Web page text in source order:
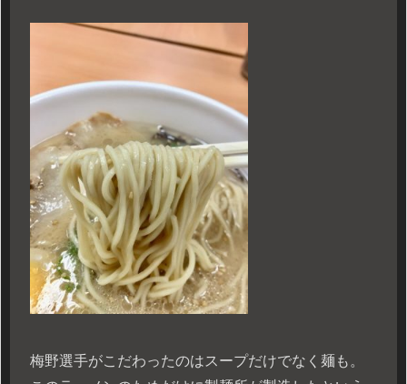
梅野選手がこだわったのはスープだけでなく麺も。